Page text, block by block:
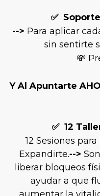
✅
--> Para aplicar
sin sentirte
💸
Y Al Apuntarte
✅ 12
12 Sesiones
Expandirte.-->
liberar bloqueos
ayudar a que